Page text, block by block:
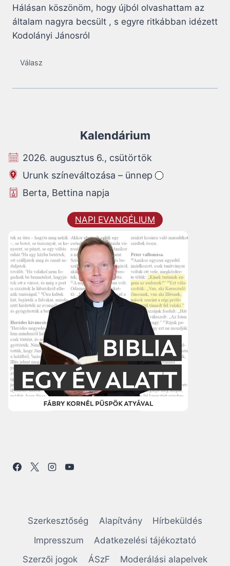
Hálásan köszönöm, hogy újból olvashattam az
általam nagyra becsült , s egyre ritkábban idézett
Kodolányi Jánosról
Válasz
Kalendárium
2026. augusztus 6., csütörtök
Urunk színeváltozása – ünnep
Berta, Bettina napja
NAPI EVANGÉLIUM
Szerkesztőség Alapítvány
Hírbeküldés
Impresszum
Adatkezelési tájékoztató
Szerzői jogok
ÁSzF Moderálási alapelvek